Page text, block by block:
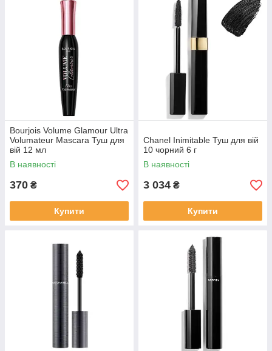
Bourjois Volume Glamour Ultra
Volumateur Mascara Туш для
вій 12 мл
В наявності
370 ₴
Купити
Chanel Inimitable Туш для вій
10 чорний 6 г
В наявності
3 034 ₴
Купити